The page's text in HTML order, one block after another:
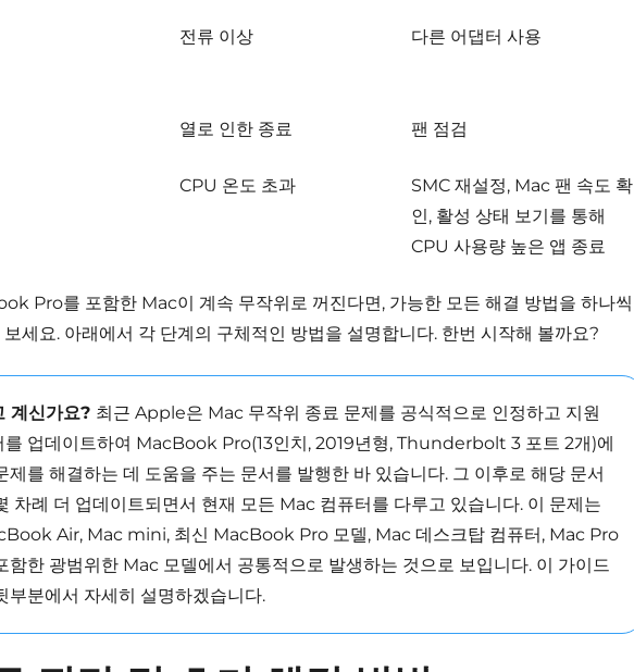
전류 이상 다른 어댑터 사용
열로 인한 종료 팬 점검
CPU 온도 초과
SMC 재설정, Mac 팬 속도 확
인, 활성 상태 보기를 통해
CPU 사용량 높은 앱 종료
Pro를 포함한 Mac이 계속 무작위로 꺼진다면, 가능한 모든 해결 방법을 하나씩
세요. 아래에서 각 단계의 구체적인 방법을 설명합니다. 한번 시작해 볼까요?
계신가요? 최근 Apple은 Mac 무작위 종료 문제를 공식적으로 인정하고 지원
를 업데이트하여 MacBook Pro(13인치, 2019년형, Thunderbolt 3 포트 2개)에
제를 해결하는 데 도움을 주는 문서를 발행한 바 있습니다. 그 이후로 해당 문서
차례 더 업데이트되면서 현재 모든 Mac 컴퓨터를 다루고 있습니다. 이 문제는
Air, Mac mini, 최신 MacBook Pro 모델, Mac 데스크탑 컴퓨터, Mac Pro
함한 광범위한 Mac 모델에서 공통적으로 발생하는 것으로 보입니다. 이 가이드
부분에서 자세히 설명하겠습니다.